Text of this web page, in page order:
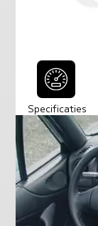
Specificaties